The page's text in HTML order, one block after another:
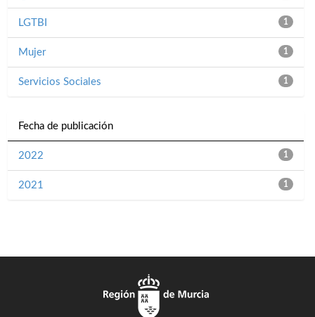
1
LGTBI
1
Mujer
1
Servicios Sociales
Fecha de publicación
1
2022
1
2021